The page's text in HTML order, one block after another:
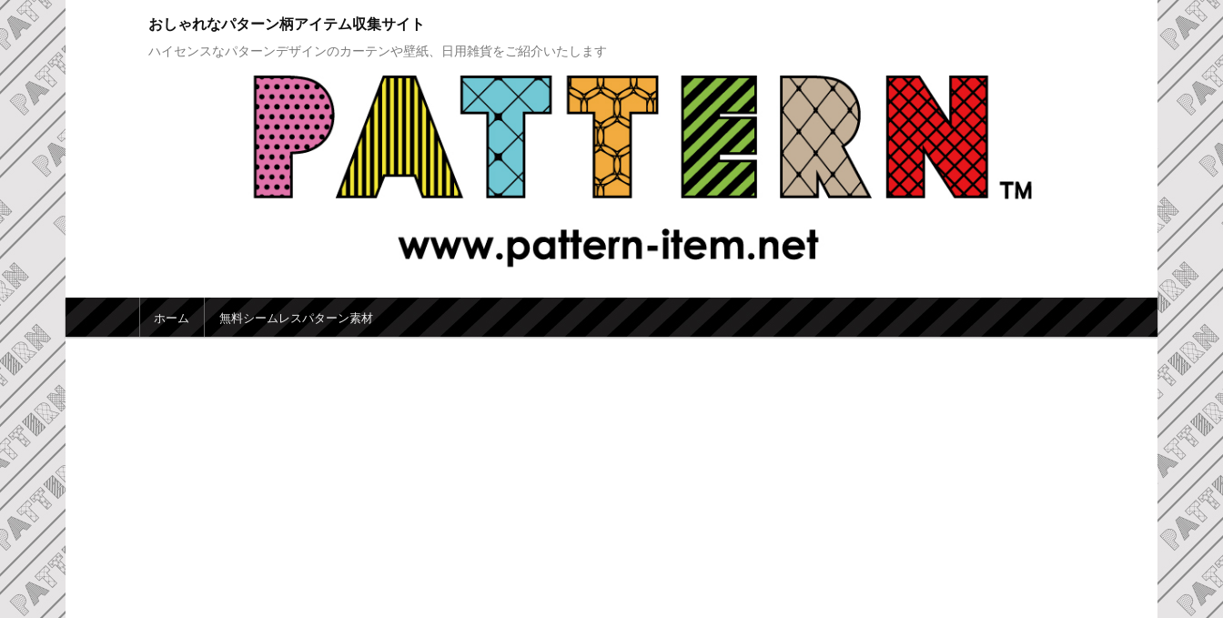
おしゃれなパターン柄アイテム収集サイト
ハイセンスなパターンデザインのカーテンや壁紙、日用雑貨をご紹介いたします
メインメニュー
メインコンテンツへ移動
サブコンテンツへ移動
ホーム 無料シームレスパターン素材